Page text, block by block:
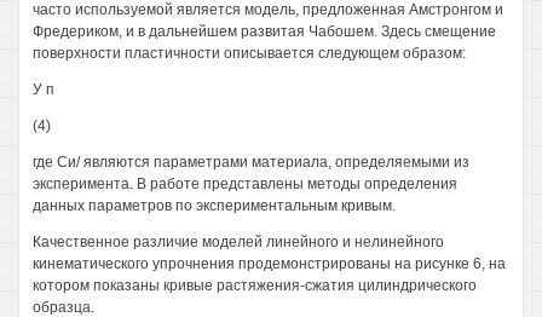
часто используемой является модель, предложенная Амстронгом и
Фредериком, и в дальнейшем развитая Чабошем. Здесь смещение
поверхности пластичности описывается следующем образом:
У п
(4)
где Си/ являются параметрами материала, определяемыми из
эксперимента. В работе представлены методы определения
данных параметров по экспериментальным кривым.
Качественное различие моделей линейного и нелинейного
кинематического упрочнения продемонстрированы на рисунке 6, на
котором показаны кривые растяжения-сжатия цилиндрического
образца.